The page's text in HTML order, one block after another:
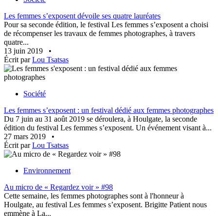
Les femmes s’exposent dévoile ses quatre lauréates
Pour sa seconde édition, le festival Les femmes s’exposent a choisi
de récompenser les travaux de femmes photographes, à travers
quatre...
13 juin 2019
•
Écrit parLou Tsatsas
Société
Les femmes s’exposent : un festival dédié aux femmes photographes
Du 7 juin au 31 août 2019 se déroulera, à Houlgate, la seconde
édition du festival Les femmes s’exposent. Un événement visant à...
27 mars 2019
•
Écrit parLou Tsatsas
Environnement
Au micro de « Regardez voir » #98
Cette semaine, les femmes photographes sont à l'honneur à
Houlgate, au festival Les femmes s’exposent. Brigitte Patient nous
emmène à La...